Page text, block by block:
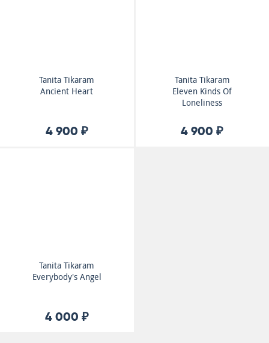
Tanita Tikaram
Ancient Heart
4 900 ₽
Tanita Tikaram
Eleven Kinds Of
Loneliness
4 900 ₽
Tanita Tikaram
Everybody's Angel
4 000 ₽